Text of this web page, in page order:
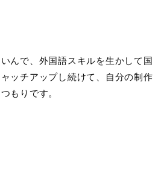
んで、外国語スキルを生かして国
ッチアップし続けて、自分の制作
もりです。